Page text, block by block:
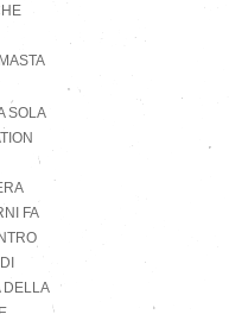
SOLA
FA
DELLA